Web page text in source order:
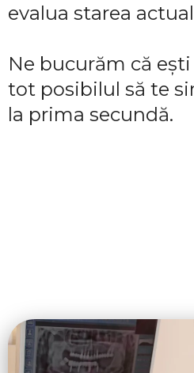
evalua starea
Ne bucurăm că
tot posibilul să te
la prima secundă.